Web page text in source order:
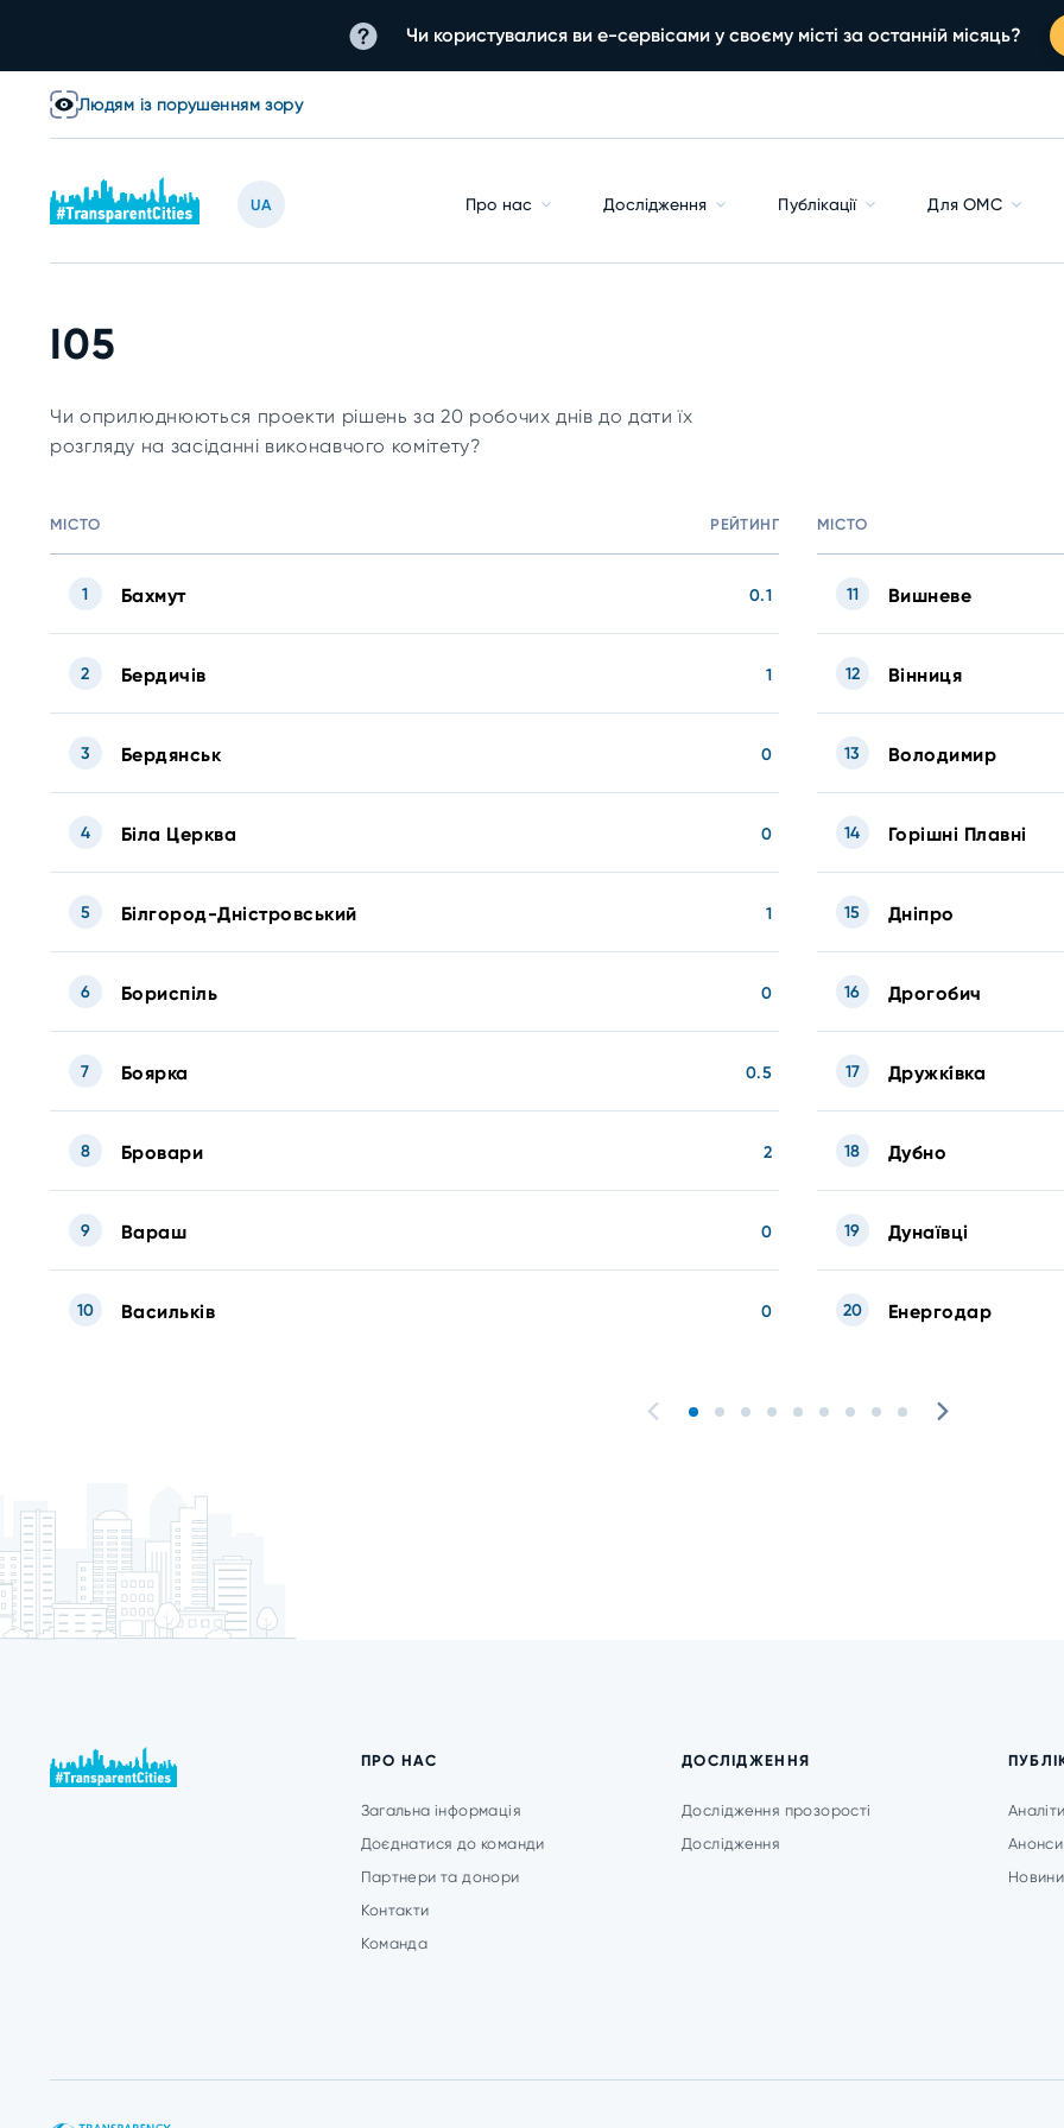
Чи користувалися ви е-сервісами у своєму місті за останній місяць?
Людям із порушенням зору
UA Про нас Дослідження Публікації Для ОМС
I05
Чи оприлюднюються проекти рішень за 20 робочих днів до дати їх
розгляду на засіданні виконавчого комітету?
МІСТО РЕЙТИНГ
Бахмут 0.1
1
Бердичів 1
2
Бердянськ 0
3
Біла Церква 0
4
Білгород-Дністровський 1
5
Бориспіль 0
6
Боярка 0.5
7
Бровари 2
8
Вараш 0
9
Васильків 0
10
МІСТО
Вишневе
11
Вінниця
12
Володимир
13
Горішні Плавні
14
Дніпро
15
Дрогобич
16
Дружкі́вка
17
Дубно
18
Дунаївці
19
Енергодар
20
ПРО НАС
Загальна інформація
Доєднатися до команди
Партнери та донори
Контакти
Команда
ДОСЛІДЖЕННЯ
Дослідження прозорості
Дослідження
Анонси
Новини